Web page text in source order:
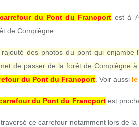
du Pont du Francport est à
de Compiègne.
des photos du pont qui
de passer de la forêt de Compiègne à
du Pont du Francport . Voir aussi
du Pont du Francport est
ce carrefour notamment lors de